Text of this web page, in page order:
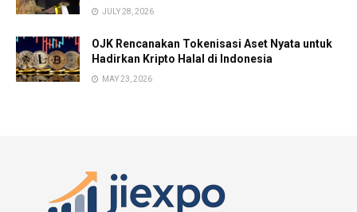
JULY 28, 2026
OJK Rencanakan Tokenisasi Aset Nyata untuk
Hadirkan Kripto Halal di Indonesia
MAY 23, 2026